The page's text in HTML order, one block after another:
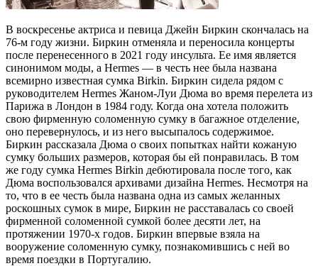
В воскресенье актриса и певица Джейн Биркин скончалась на
76-м году жизни. Биркин отменяла и переносила концерты
после перенесенного в 2021 году инсульта. Ее имя является
синонимом моды, а Hermes — в честь нее была названа
всемирно известная сумка Birkin. Биркин сидела рядом с
руководителем Hermes Жаном-Луи Дюма во время перелета из
Парижа в Лондон в 1984 году. Когда она хотела положить
свою фирменную соломенную сумку в багажное отделение,
оно перевернулось, и из него высыпалось содержимое.
Биркин рассказала Дюма о своих попытках найти кожаную
сумку больших размеров, которая бы ей понравилась. В том
же году сумка Hermes Birkin дебютировала после того, как
Дюма воспользовался архивами дизайна Hermes. Несмотря на
то, что в ее честь была названа одна из самых желанных
роскошных сумок в мире, Биркин не расставалась со своей
фирменной соломенной сумкой более десяти лет, на
протяжении 1970-х годов. Биркин впервые взяла на
вооружение соломенную сумку, познакомившись с ней во
время поездки в Португалию.